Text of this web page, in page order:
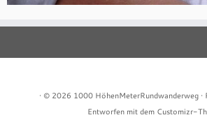
· © 2026 1000 HöhenMeterRundwanderweg ·
Entworfen mit dem Customizr-